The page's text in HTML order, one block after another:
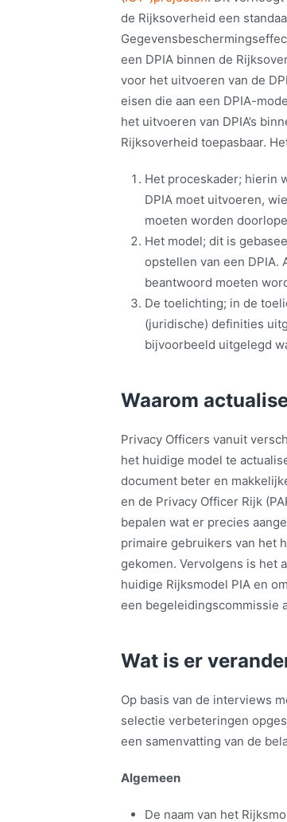
de Rijksoverheid een
een DPIA binnen de
voor het uitvoeren van de
eisen die aan een DPIA-
het uitvoeren van DPIA’s
Rijksoverheid toepasbaar.
Het proceskader; hierin
DPIA moet uitvoeren,
moeten worden
Het model; dit is
opstellen van een DPIA.
beantwoord moeten
De toelichting; in de
(juridische) definities
bijvoorbeeld uitgelegd
Waarom
Privacy Officers vanuit
het huidige model te
document beter en
en de Privacy Officer Rijk
bepalen wat er precies
primaire gebruikers van het
gekomen. Vervolgens is het
huidige Rijksmodel PIA en
een begeleidingscommissie
Wat is er
Op basis van de interviews
selectie verbeteringen
een samenvatting van de
Algemeen
De naam van het